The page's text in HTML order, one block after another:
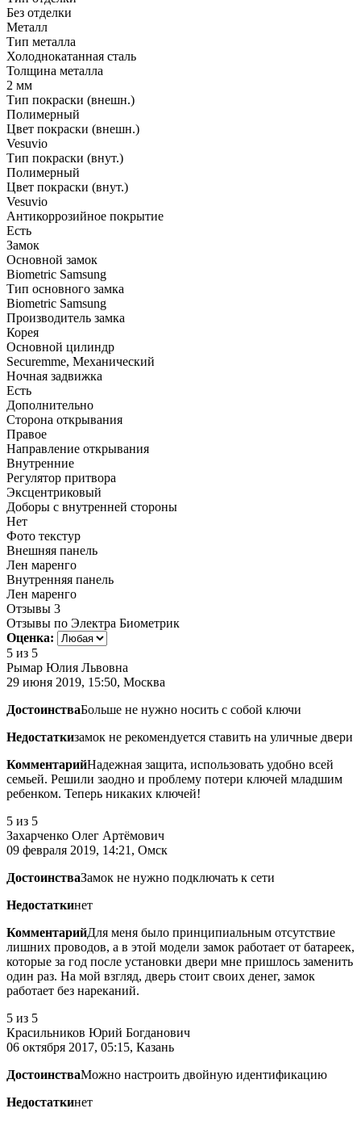
Без отделки
Металл
Тип металла
Холоднокатанная сталь
Толщина металла
2 мм
Тип покраски (внешн.)
Полимерный
Цвет покраски (внешн.)
Vesuvio
Тип покраски (внут.)
Полимерный
Цвет покраски (внут.)
Vesuvio
Антикоррозийное покрытие
Есть
Замок
Основной замок
Biometric Samsung
Тип основного замка
Biometric Samsung
Производитель замка
Корея
Основной цилиндр
Securemme, Механический
Ночная задвижка
Есть
Дополнительно
Сторона открывания
Правое
Направление открывания
Внутренние
Регулятор притвора
Эксцентриковый
Доборы с внутренней стороны
Нет
Фото текстур
Внешняя панель
Лен маренго
Внутренняя панель
Лен маренго
Отзывы 3
Отзывы по Электра Биометрик
Оценка:
5 из 5
Рымар Юлия Львовна
29 июня 2019, 15:50, Москва
ДостоинстваБольше не нужно носить с собой ключи
Недостаткизамок не рекомендуется ставить на уличные двери
КомментарийНадежная защита, использовать удобно всей
семьей. Решили заодно и проблему потери ключей младшим
ребенком. Теперь никаких ключей!
5 из 5
Захарченко Олег Артёмович
09 февраля 2019, 14:21, Омск
ДостоинстваЗамок не нужно подключать к сети
Недостаткинет
КомментарийДля меня было принципиальным отсутствие
лишних проводов, а в этой модели замок работает от батареек,
которые за год после установки двери мне пришлось заменить
один раз. На мой взгляд, дверь стоит своих денег, замок
работает без нареканий.
5 из 5
Красильников Юрий Богданович
06 октября 2017, 05:15, Казань
ДостоинстваМожно настроить двойную идентификацию
Недостаткинет